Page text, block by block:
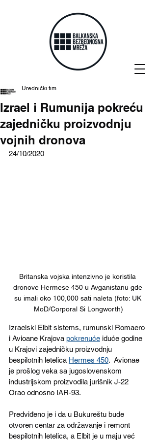
Izrael i Rumunija pokreću
zajedničku proizvodnju
vojnih dronova
Urednički tim
24/10/2020
Britanska vojska intenzivno je koristila
dronove Hermese 450 u Avganistanu gde
su imali oko 100,000 sati naleta (foto: UK
MoD/Corporal Si Longworth)
Izraelski Elbit sistems, rumunski Romaero
i Avioane Krajova pokrenuće iduće godine
u Krajovi zajedničku proizvodnju
bespilotnih letelica Hermes 450.  Avionae
je prošlog veka sa jugoslovenskom
industrijskom proizvodila jurišnik J-22
Orao odnosno IAR-93.
Predviđeno je i da u Bukureštu bude
otvoren centar za održavanje i remont
bespilotnih letelica, a Elbit je u maju već